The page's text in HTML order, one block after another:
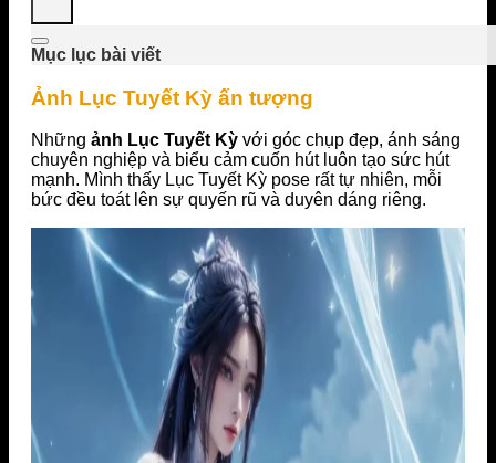
Mục lục bài viết
Ảnh Lục Tuyết Kỳ ấn tượng
Những ảnh Lục Tuyết Kỳ với góc chụp đẹp, ánh sáng
chuyên nghiệp và biểu cảm cuốn hút luôn tạo sức hút
mạnh. Mình thấy Lục Tuyết Kỳ pose rất tự nhiên, mỗi
bức đều toát lên sự quyến rũ và duyên dáng riêng.